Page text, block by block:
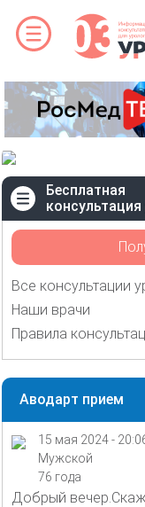
Бесплатная
консультация
Все консультации
Наши врачи
Правила
Аводарт прием
15 мая 2024 -
Мужской
76 года
Добрый